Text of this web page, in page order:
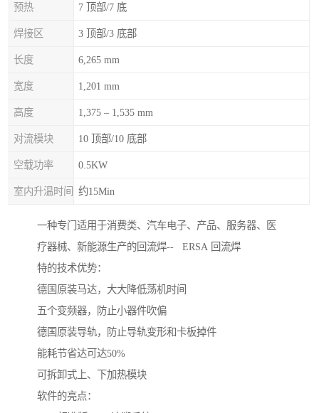
预热 7 顶部/7 底
焊接区 3 顶部/3 底部
长度 6,265 mm
宽度 1,201 mm
高度 1,375 – 1,535 mm
对流模块 10 顶部/10 底部
空载功率 0.5KW
室内升温时间 约15Min
一种专门适用于消费类、汽车电子、产品、服务器、医
疗器械、新能源生产的回流焊-- ERSA 回流焊
特的技术优势：
德国原装马达，大大降低荡机时间
五个变频器，防止小器件吹偏
德国原装导轨，防止导轨变形和卡板掉件
能耗节省达可达50%
可拆卸式上、下加热模块
软件的亮点：